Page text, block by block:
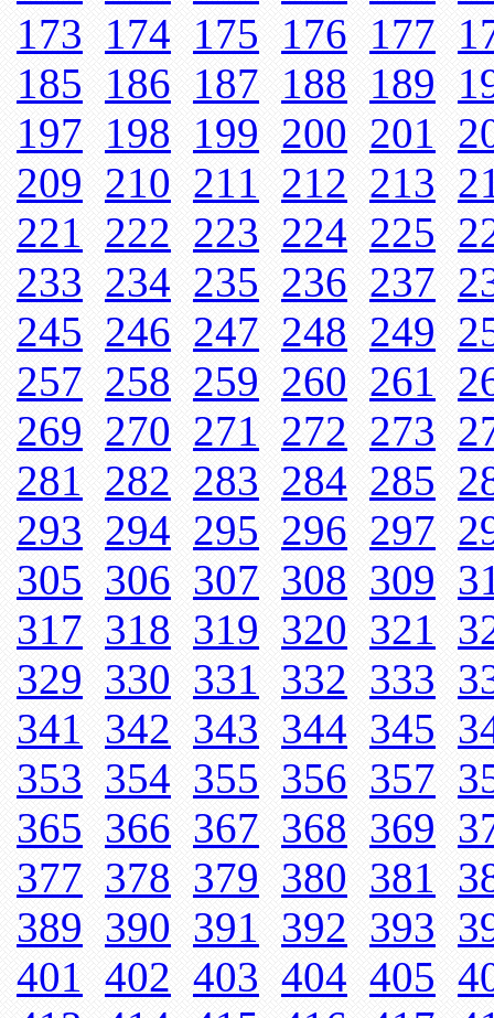
173 174 175 176 177
185 186 187 188 189
197 198 199 200 201
209 210 211 212 213
221 222 223 224 225
233 234 235 236 237
245 246 247 248 249
257 258 259 260 261
269 270 271 272 273
281 282 283 284 285
293 294 295 296 297
305 306 307 308 309
317 318 319 320 321
329 330 331 332 333
341 342 343 344 345
353 354 355 356 357
365 366 367 368 369
377 378 379 380 381
389 390 391 392 393
401 402 403 404 405